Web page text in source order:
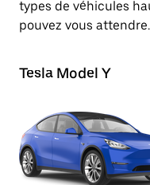
types de véhicules
pouvez vous attendre.
Tesla Model Y